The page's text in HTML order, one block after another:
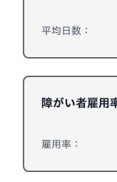
平均日数：
障がい者雇用
雇用率：